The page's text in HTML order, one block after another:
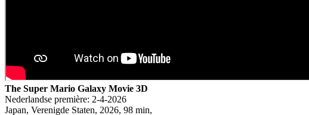
The Super Mario Galaxy Movie 3D
Nederlandse première: 2-4-2026
Japan, Verenigde Staten, 2026, 98 min,